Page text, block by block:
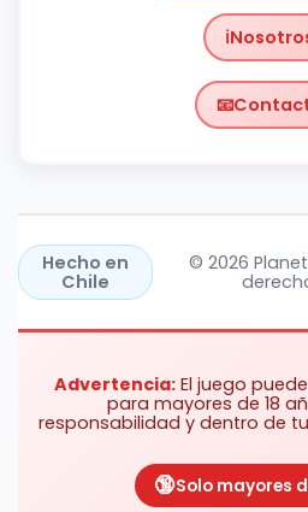
Hecho en
Chile
© 2026
Advertencia: El juego
para mayores de 18
responsabilidad y dentro de
Solo mayores